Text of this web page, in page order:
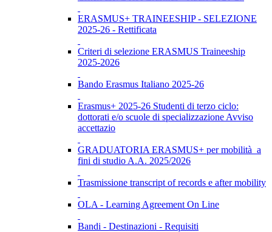
ERASMUS+ TRAINEESHIP - SELEZIONE
2025-26 - Rettificata
Criteri di selezione ERASMUS Traineeship
2025-2026
Bando Erasmus Italiano 2025-26
Erasmus+ 2025-26 Studenti di terzo ciclo:
dottorati e/o scuole di specializzazione Avviso
accettazio
GRADUATORIA ERASMUS+ per mobilità a
fini di studio A.A. 2025/2026
Trasmissione transcript of records e after mobility
OLA - Learning Agreement On Line
Bandi - Destinazioni - Requisiti